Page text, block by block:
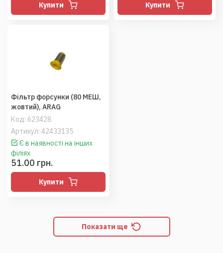
Купити Купити
Код: 623428
Артикул: 42433135
Фільтр форсунки (80 МЕШ,
жовтий), ARAG
Є в наявності на інших
філіях
51.00 грн.
Купити
Показати ще